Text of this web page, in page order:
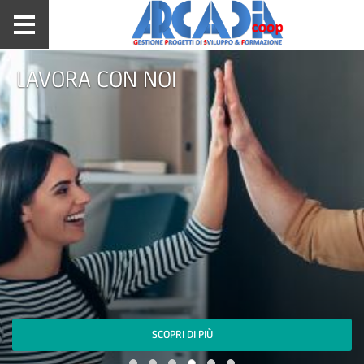
FONCOOP. Formazione
Gratuita per le Imprese
SCOPRI DI PIÙ